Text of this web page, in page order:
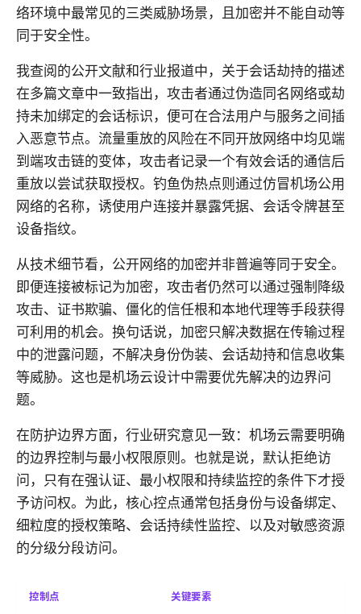
络环境中最常见的三类威胁场景，且加密并不能自动等
同于安全性。
我查阅的公开文献和行业报道中，关于会话劫持的描述
在多篇文章中一致指出，攻击者通过伪造同名网络或劫
持未加绑定的会话标识，便可在合法用户与服务之间插
入恶意节点。流量重放的风险在不同开放网络中均见端
到端攻击链的变体，攻击者记录一个有效会话的通信后
重放以尝试获取授权。钓鱼伪热点则通过仿冒机场公用
网络的名称，诱使用户连接并暴露凭据、会话令牌甚至
设备指纹。
从技术细节看，公开网络的加密并非普遍等同于安全。
即便连接被标记为加密，攻击者仍然可以通过强制降级
攻击、证书欺骗、僵化的信任根和本地代理等手段获得
可利用的机会。换句话说，加密只解决数据在传输过程
中的泄露问题，不解决身份伪装、会话劫持和信息收集
等威胁。这也是机场云设计中需要优先解决的边界问
题。
在防护边界方面，行业研究意见一致：机场云需要明确
的边界控制与最小权限原则。也就是说，默认拒绝访
问，只有在强认证、最小权限和持续监控的条件下才授
予访问权。为此，核心控点通常包括身份与设备绑定、
细粒度的授权策略、会话持续性监控、以及对敏感资源
的分级分段访问。
控制点 关键要素